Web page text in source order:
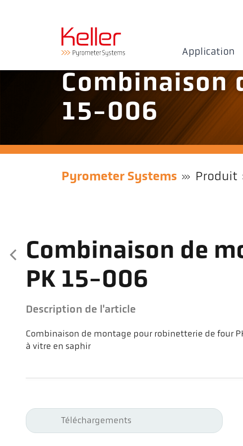
Application
Combinaison
15-006
Pyrometer Systems Produit
Combinaison de
PK 15-006
Description de l'article
Combinaison de montage pour robinetterie de four
à vitre en saphir
Téléchargements